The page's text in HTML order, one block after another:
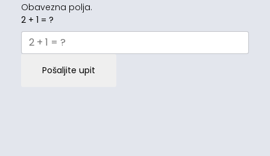
Obavezna polja.
2 + 1 = ?
Pošaljite upit